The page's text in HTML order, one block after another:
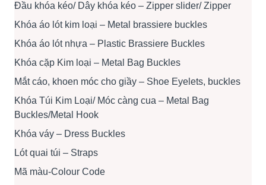
Đầu khóa kéo/ Dây khóa kéo – Zipper slider/ Zipper
Khóa áo lót kim loại – Metal brassiere buckles
Khóa áo lót nhựa – Plastic Brassiere Buckles
Khóa cặp Kim loại – Metal Bag Buckles
Mắt cáo, khoen móc cho giầy – Shoe Eyelets, buckles
Khóa Túi Kim Loại/ Móc càng cua – Metal Bag
Buckles/Metal Hook
Khóa váy – Dress Buckles
Lót quai túi – Straps
Mã màu-Colour Code